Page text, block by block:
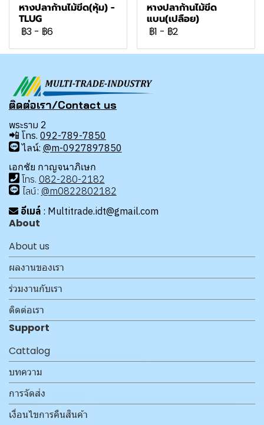
หางปลาก้านไม้ขีด(หุ้ม) -
TLUG
฿3 - ฿6
หางปลาก้านไม้ขีด
แบน(เปลือย)
฿1 - ฿2
ติดต่อเรา/Contact us
พระราม 2
📲 โทร. 092-789-7850
ไลน์: @m-0927897850
เอกชัย กาญจนาภิเษก
โทร. 082-280-2182
ไลน์: @m0822802182
อีเมล์ : Multitrade.idt@gmail.com
About
About us
ผลงานของเรา
ร่วมงานกับเรา
ติดต่อเรา
Support
Cattalog
บทความ
การจัดส่ง
เงื่อนไขการคืนสินค้า